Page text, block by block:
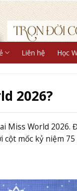
Liên hệ Học
2026?
Miss World 2026.
mốc kỷ niệm